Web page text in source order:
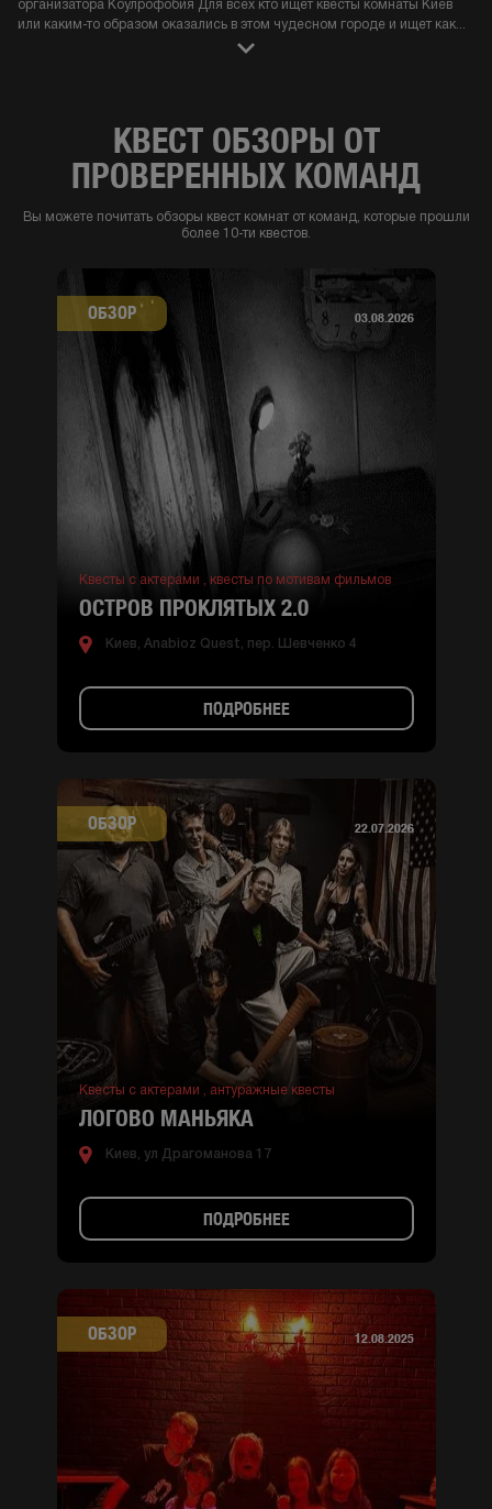
организатора Коулрофобия Для всех кто ищет квесты комнаты Киев
или каким-то образом оказались в этом чудесном городе и ищет как
КВЕСТ ОБЗОРЫ ОТ
ПРОВЕРЕННЫХ КОМАНД
Вы можете почитать обзоры квест комнат от команд, которые прошли
более 10-ти квестов.
ОБЗОР 03.08.2026
Квесты с актерами , квесты по мотивам фильмов
ОСТРОВ ПРОКЛЯТЫХ 2.0
Киев, Anabioz Quest, пер. Шевченко 4
ПОДРОБНЕЕ
ОБЗОР 22.07.2026
Квесты с актерами , антуражные квесты
ЛОГОВО МАНЬЯКА
Киев, ул Драгоманова 17
ПОДРОБНЕЕ
ОБЗОР 12.08.2025